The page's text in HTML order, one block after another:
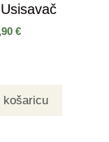
€
košaricu